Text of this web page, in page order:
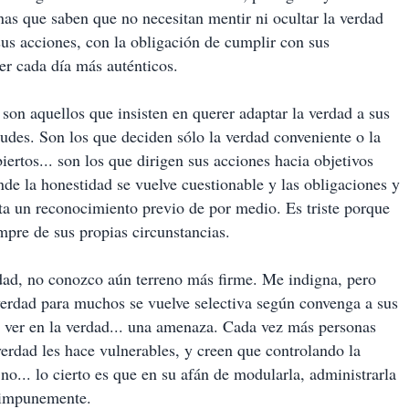
que saben que no necesitan mentir ni ocultar la verdad
acciones, con la obligación de cumplir con sus
cada día más auténticos.
aquellos que insisten en querer adaptar la verdad a sus
Son los que deciden sólo la verdad conveniente o la
son los que dirigen sus acciones hacia objetivos
la honestidad se vuelve cuestionable y las obligaciones y
un reconocimiento previo de por medio. Es triste porque
de sus propias circunstancias.
no conozco aún terreno más firme. Me indigna, pero
para muchos se vuelve selectiva según convenga a sus
en la verdad... una amenaza. Cada vez más personas
les hace vulnerables, y creen que controlando la
lo cierto es que en su afán de modularla, administrarla